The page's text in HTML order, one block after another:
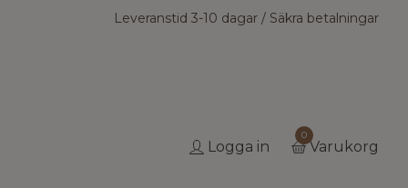
Leveranstid 3-10 dagar / Säkra betalningar
Logga in
0
Varukorg